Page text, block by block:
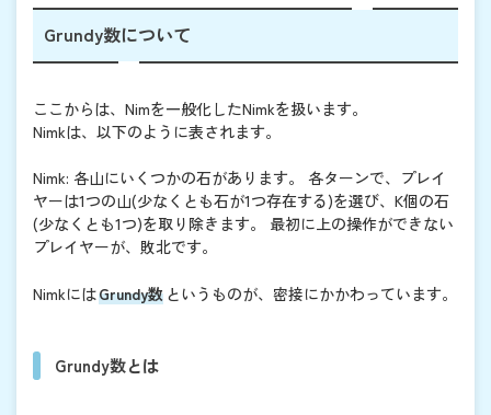
Grundy数について
ここからは、Nimを一般化したNimkを扱います。
Nimkは、以下のように表されます。
Nimk: 各山にいくつかの石があります。 各ターンで、プレイ
ヤーは1つの山(少なくとも石が1つ存在する)を選び、K個の石
(少なくとも1つ)を取り除きます。 最初に上の操作ができない
プレイヤーが、敗北です。
NimkにはGrundy数 というものが、密接にかかわっています。
Grundy数とは